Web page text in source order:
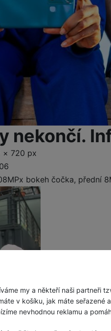
my a někteří naši partneři
v košíku, jak máte seřazené
nevhodnou reklamu a
nekončí.
× 720 px
bokeh čočka, přední